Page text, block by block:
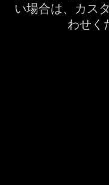
い場合は、カス
わせく